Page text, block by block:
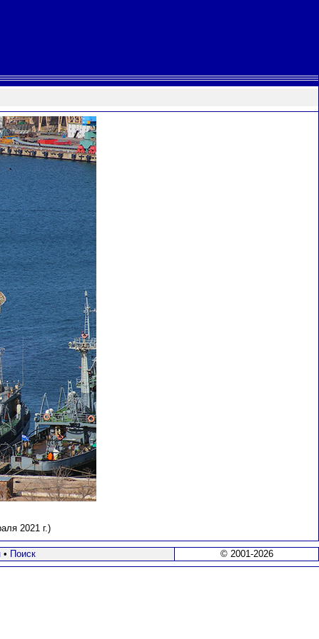
2021 г.)
• Поиск © 2001-2026